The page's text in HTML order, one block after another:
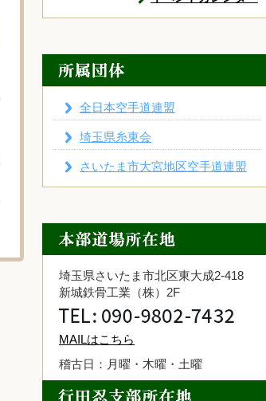
全日本空手道連盟
埼玉県糸東会
さいたま市大宮地区空手道連盟
埼玉県さいたま市北区東大成2-418
新城鉄骨工業（株）2F
MAILはこちら
稽古日：月曜・木曜・土曜